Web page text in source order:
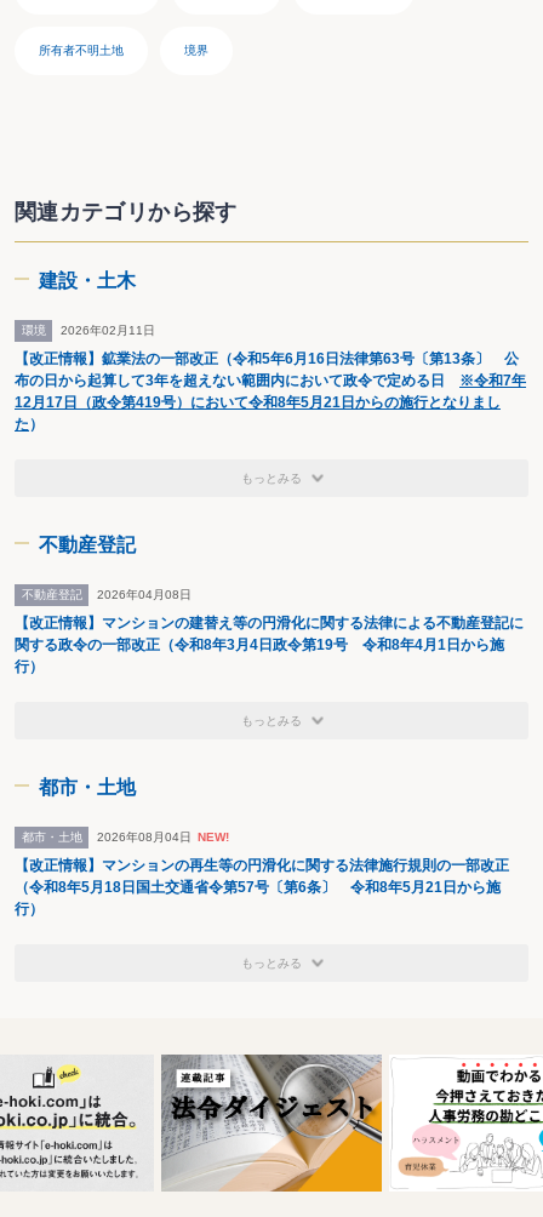
この法律は、一部の規定を除き、令和２年４月１日から施行するこ
新日本法規出版株式会社
所有者不明土地 境界
関連カテゴリから探す
建設・土木
環境 2026年02月11日
【改正情報】鉱業法の一部改正（令和5年6月16日法律第63号〔第13条〕 公
布の日から起算して3年を超えない範囲内において政令で定める日 ※令和7年
12月17日（政令第419号）において令和8年5月21日からの施行となりまし
た ）
もっとみる
不動産登記
不動産登記 2026年04月08日
【改正情報】マンションの建替え等の円滑化に関する法律による不動産登記に
関する政令の一部改正（令和8年3月4日政令第19号 令和8年4月1日から施
行）
もっとみる
都市・土地
都市・土地 2026年08月04日 NEW!
【改正情報】マンションの再生等の円滑化に関する法律施行規則の一部改正
（令和8年5月18日国土交通省令第57号〔第6条〕 令和8年5月21日から施
行）
もっとみる